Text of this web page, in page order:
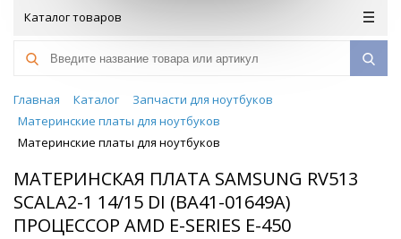
Каталог товаров
Главная Каталог
Запчасти для ноутбуков
Материнские платы для ноутбуков
Материнские платы для ноутбуков
МАТЕРИНСКАЯ ПЛАТА SAMSUNG RV513
SCALA2-1 14/15 DI (BA41-01649A)
ПРОЦЕССОР AMD E-SERIES E-450